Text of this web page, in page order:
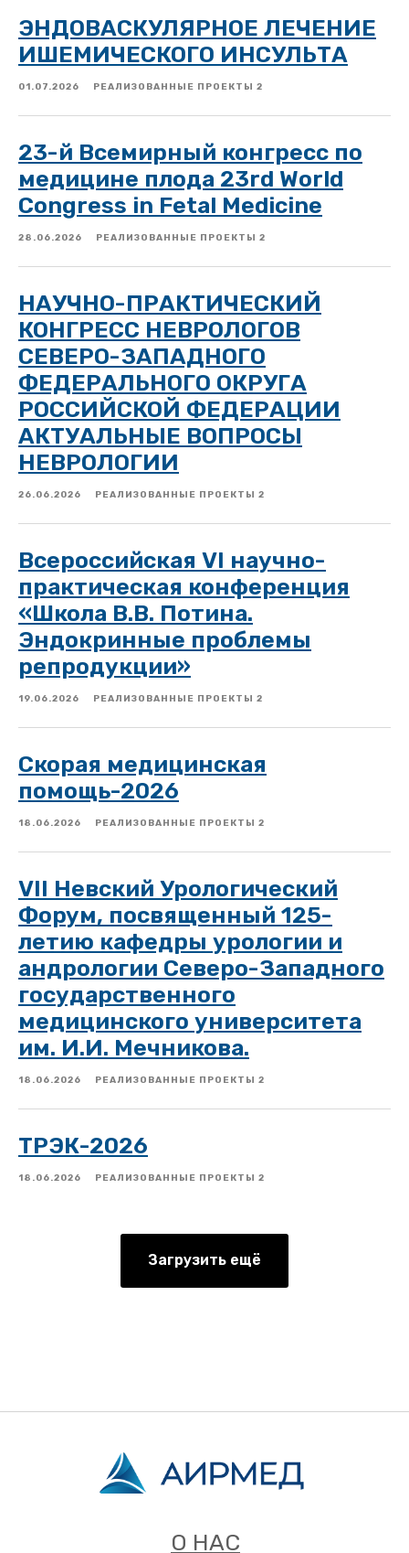
ЭНДОВАСКУЛЯРНОЕ ЛЕЧЕНИЕ
ИШЕМИЧЕСКОГО ИНСУЛЬТА
01.07.2026 РЕАЛИЗОВАННЫЕ ПРОЕКТЫ 2
23-й Всемирный конгресс по
медицине плода 23rd World
Congress in Fetal Medicine
28.06.2026 РЕАЛИЗОВАННЫЕ ПРОЕКТЫ 2
НАУЧНО-ПРАКТИЧЕСКИЙ
КОНГРЕСС НЕВРОЛОГОВ
СЕВЕРО-ЗАПАДНОГО
ФЕДЕРАЛЬНОГО ОКРУГА
РОССИЙСКОЙ ФЕДЕРАЦИИ
АКТУАЛЬНЫЕ ВОПРОСЫ
НЕВРОЛОГИИ
26.06.2026 РЕАЛИЗОВАННЫЕ ПРОЕКТЫ 2
Всероссийская VI научно-
практическая конференция
«Школа В.В. Потина.
Эндокринные проблемы
репродукции»
19.06.2026 РЕАЛИЗОВАННЫЕ ПРОЕКТЫ 2
Скорая медицинская
помощь-2026
18.06.2026 РЕАЛИЗОВАННЫЕ ПРОЕКТЫ 2
VII Невский Урологический
Форум, посвященный 125-
летию кафедры урологии и
андрологии Северо-Западного
государственного
медицинского университета
им. И.И. Мечникова.
18.06.2026 РЕАЛИЗОВАННЫЕ ПРОЕКТЫ 2
ТРЭК-2026
18.06.2026 РЕАЛИЗОВАННЫЕ ПРОЕКТЫ 2
Загрузить ещё
О НАС